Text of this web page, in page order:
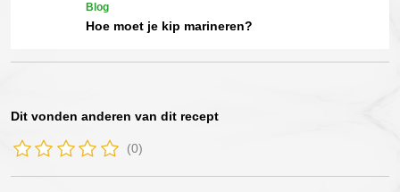
Blog
Hoe moet je kip marineren?
Dit vonden anderen van dit recept
(0)